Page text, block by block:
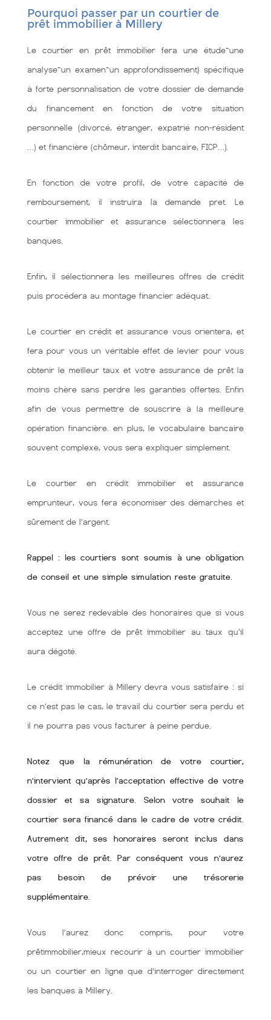
Pourquoi passer par un courtier de
prêt immobilier à Millery
Le courtier en prêt immobilier fera une étude~une
analyse~un examen~un approfondissement} spécifique
à forte personnalisation de votre dossier de demande
du financement en fonction de votre situation
personnelle (divorcé, étranger, expatrié non-résident
…) et financière (chômeur, interdit bancaire, FICP…).
En fonction de votre profil, de votre capacité de
remboursement, il instruira la demande pret. Le
courtier immobilier et assurance sélectionnera les
banques.
Enfin, il sélectionnera les meilleures offres de crédit
puis procédera au montage financier adéquat.
Le courtier en crédit et assurance vous orientera, et
fera pour vous un véritable effet de levier pour vous
obtenir le meilleur taux et votre assurance de prêt la
moins chère sans perdre les garanties offertes. Enfin
afin de vous permettre de souscrire à la meilleure
opération financière. en plus, le vocabulaire bancaire
souvent complexe, vous sera expliquer simplement.
Le courtier en crédit immobilier et assurance
emprunteur, vous fera économiser des démarches et
sûrement de l’argent.
Rappel : les courtiers sont soumis à une obligation
de conseil et une simple simulation reste gratuite.
Vous ne serez redevable des honoraires que si vous
acceptez une offre de prêt immobilier au taux qu'il
aura dégoté.
Le crédit immobilier à Millery devra vous satisfaire : si
ce n’est pas le cas, le travail du courtier sera perdu et
il ne pourra pas vous facturer à peine perdue.
Notez que la rémunération de votre courtier,
n’intervient qu’après l’acceptation effective de votre
dossier et sa signature. Selon votre souhait le
courtier sera financé dans le cadre de votre crédit.
Autrement dit, ses honoraires seront inclus dans
votre offre de prêt. Par conséquent vous n’aurez
pas besoin de prévoir une trésorerie
supplémentaire.
Vous l’aurez donc compris, pour votre
prêtimmobilier,mieux recourir à un courtier immobilier
ou un courtier en ligne que d’interroger directement
les banques à Millery.